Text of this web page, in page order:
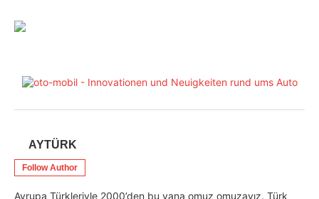
AYTÜRK
Follow Author
Avrupa Türkleriyle 2000’den bu yana omuz omuzayız. Türk